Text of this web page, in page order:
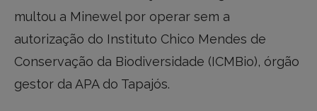
multou a Minewel por operar sem a
autorização do Instituto Chico Mendes de
Conservação da Biodiversidade (ICMBio), órgão
gestor da APA do Tapajós.